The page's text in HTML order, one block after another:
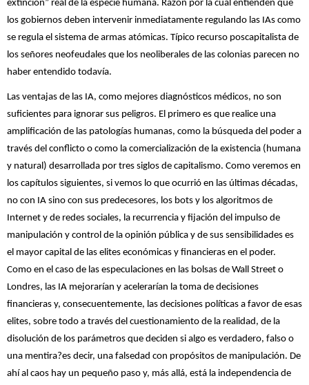
extinción” real de la especie humana. Razón por la cual entienden que
los gobiernos deben intervenir inmediatamente regulando las IAs como
se regula el sistema de armas atómicas. Típico recurso poscapitalista de
los señores neofeudales que los neoliberales de las colonias parecen no
haber entendido todavía.
Las ventajas de las IA, como mejores diagnósticos médicos, no son
suficientes para ignorar sus peligros. El primero es que realice una
amplificación de las patologías humanas, como la búsqueda del poder a
través del conflicto o como la comercialización de la existencia (humana
y natural) desarrollada por tres siglos de capitalismo. Como veremos en
los capítulos siguientes, si vemos lo que ocurrió en las últimas décadas,
no con IA sino con sus predecesores, los bots y los algoritmos de
Internet y de redes sociales, la recurrencia y fijación del impulso de
manipulación y control de la opinión pública y de sus sensibilidades es
el mayor capital de las elites económicas y financieras en el poder.
Como en el caso de las especulaciones en las bolsas de Wall Street o
Londres, las IA mejorarían y acelerarían la toma de decisiones
financieras y, consecuentemente, las decisiones políticas a favor de esas
elites, sobre todo a través del cuestionamiento de la realidad, de la
disolución de los parámetros que deciden si algo es verdadero, falso o
una mentira?es decir, una falsedad con propósitos de manipulación. De
ahí al caos hay un pequeño paso y, más allá, está la independencia de